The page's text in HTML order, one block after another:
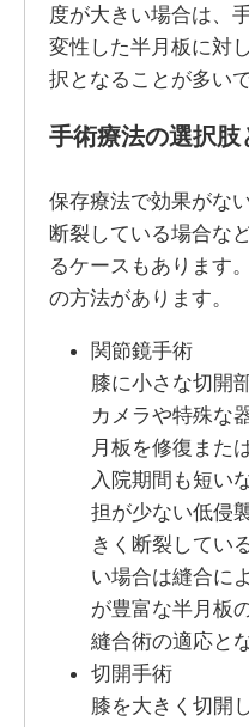
度が大きい場合は、
変性した半月板に対
択となることが多いで
手術療法の選択肢
保存療法で効果がな
断裂している場合な
るケースもあります
の方法があります。
関節鏡手術
膝に小さな切開
カメラや特殊な
月板を修復また
入院期間も短い
担が少ない低侵
きく断裂してい
い場合は縫合に
が豊富な半月板
縫合術の適応と
切開手術
膝を大きく切開